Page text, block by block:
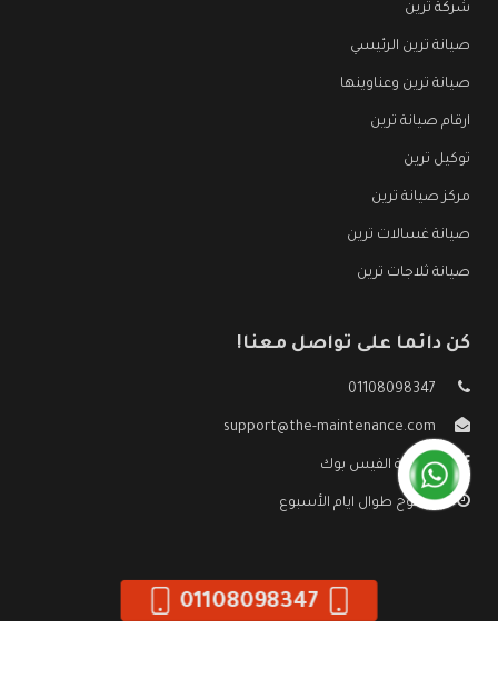
شركة ترين
صيانة ترين الرئيسي
صيانة ترين وعناوينها
ارقام صيانة ترين
توكيل ترين
مركز صيانة ترين
صيانة غسالات ترين
صيانة ثلاجات ترين
كن دائما على تواصل معنا!
01108098347
support@the-maintenance.com
صفحة الفيس بوك
مفتوح طوال ايام الأسبوع
01108098347